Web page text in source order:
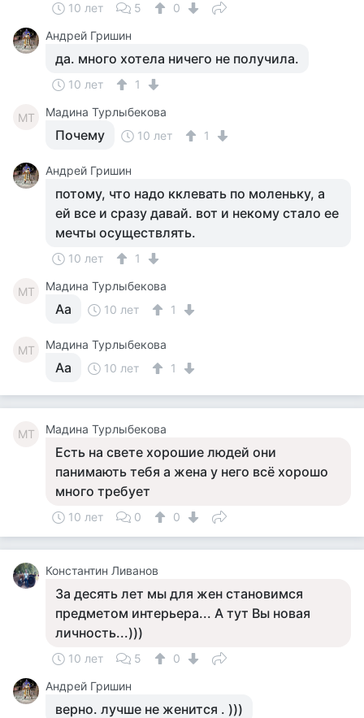
10 лет 5
0
Андрей Гришин
да. много хотела ничего не получила.
10 лет 1
МТ Мадина Турлыбекова
Почему 10 лет 1
Андрей Гришин
потому, что надо кклевать по моленьку, а
ей все и сразу давай. вот и некому стало ее
мечты осуществлять.
10 лет 1
МТ Мадина Турлыбекова
Аа 10 лет 1
МТ Мадина Турлыбекова
Аа 10 лет 1
МТ Мадина Турлыбекова
Есть на свете хорошие людей они
панимають тебя а жена у него всё хорошо
много требует
10 лет 0 0
Константин Ливанов
За десять лет мы для жен становимся
предметом интерьера... А тут Вы новая
личность...)))
10 лет 5
0
Андрей Гришин
верно. лучше не женится . )))